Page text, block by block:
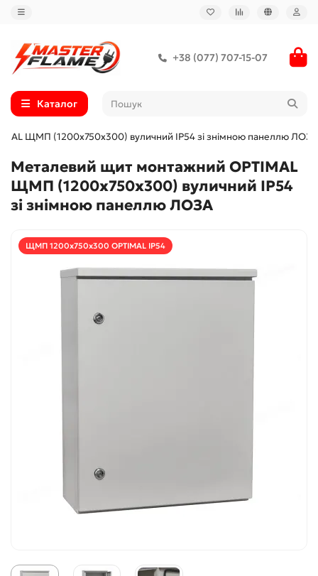
+38 (077) 707-15-07
Каталог
ЩМП (1200х750х300) вуличний IP54 зі знімною панеллю ЛОЗА
Металевий щит монтажний OPTIMAL
ЩМП (1200х750х300) вуличний IP54
зі знімною панеллю ЛОЗА
ЩМП 1200х750х300 OPTIMAL IP54